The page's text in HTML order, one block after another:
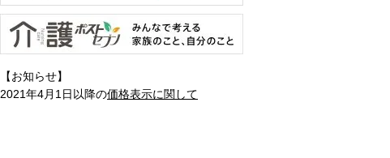
【お知らせ】
2021年4月1日以降の価格表示に関して